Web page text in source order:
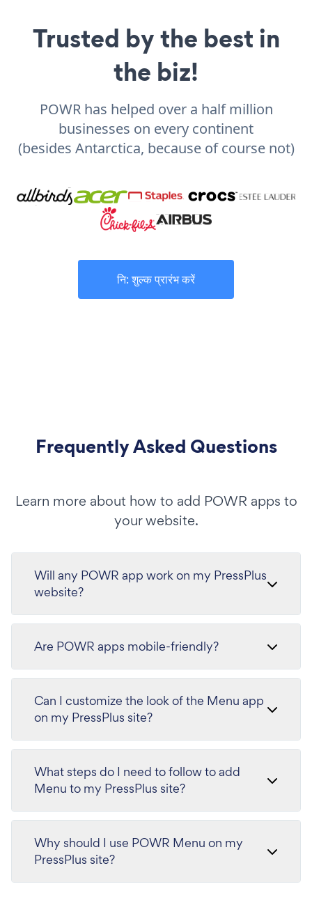
Trusted by the best in
the biz!
POWR has helped over a half million
businesses on every continent
(besides Antarctica, because of course not)
नि: शुल्क प्रारंभ करें
Frequently Asked Questions
Learn more about how to add POWR apps to
your website.
Will any POWR app work on my PressPlus
website?
Are POWR apps mobile-friendly?
Can I customize the look of the Menu app
on my PressPlus site?
What steps do I need to follow to add
Menu to my PressPlus site?
Why should I use POWR Menu on my
PressPlus site?